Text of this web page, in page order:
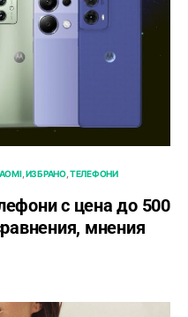
ИЗБРАНО ТЕЛЕФОНИ
с ценa до 500
мнения